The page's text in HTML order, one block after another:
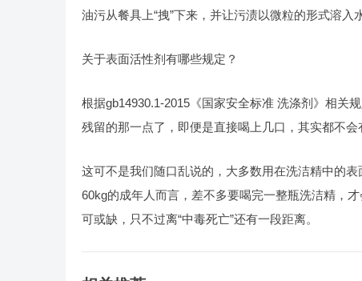
油污从餐具上“拽”下来，并让污渍以微粒的形式溶入
关于表面活性剂有哪些规定？
根据gb14930.1-2015《国家安全标准 洗涤剂》相关
残留的那一点了，即便是直接喝上几口，其实都不会
这可不是我们随口乱说的，大多数用在洗洁精中的
60kg的成年人而言，差不多要喝完一整瓶洗洁精，
可或缺，只不过离“中毒死亡”还有一段距离。